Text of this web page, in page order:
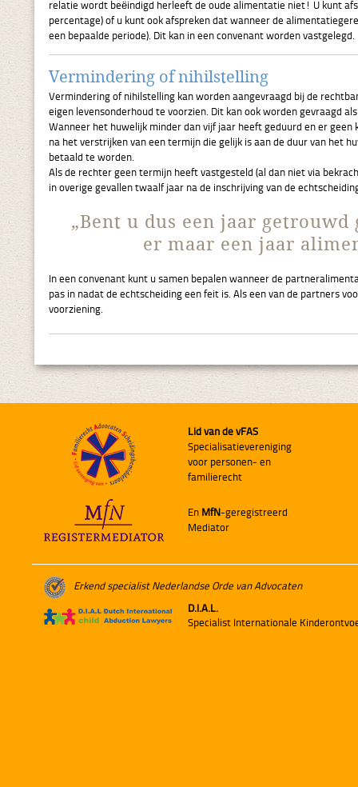
relatie wordt beëindigd herleeft de oude alimentatie niet! U kunt
percentage) of u kunt ook afspreken dat wanneer de
een bepaalde periode). Dit kan in een convenant worden vastgelegd.
Vermindering of nihilstelling
Vermindering of nihilstelling kan worden aangevraagd bij de
eigen levensonderhoud te voorzien. Dit kan ook worden gevraagd
Wanneer het huwelijk minder dan vijf jaar heeft geduurd en er
na het verstrijken van een termijn die gelijk is aan de duur van het
betaald te worden.
Als de rechter geen termijn heeft vastgesteld (al dan niet via
in overige gevallen twaalf jaar na de inschrijving van de
„Bent u dus een jaar
er maar een jaar
In een convenant kunt u samen bepalen wanneer de
pas in nadat de echtscheiding een feit is. Als een van de partners
voorziening.
Lid van de vFAS
Specialisatievereniging
voor personen- en
familierecht
En MfN-geregistreerd
Mediator
Erkend specialist Nederlandse Orde van Advocaten
D.I.A.L.
Specialist Internationale